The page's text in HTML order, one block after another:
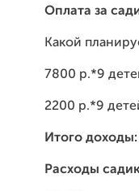
Оплата за
Какой
7800 р.*9
2200 р.*9
Итого доходы:
Расходы